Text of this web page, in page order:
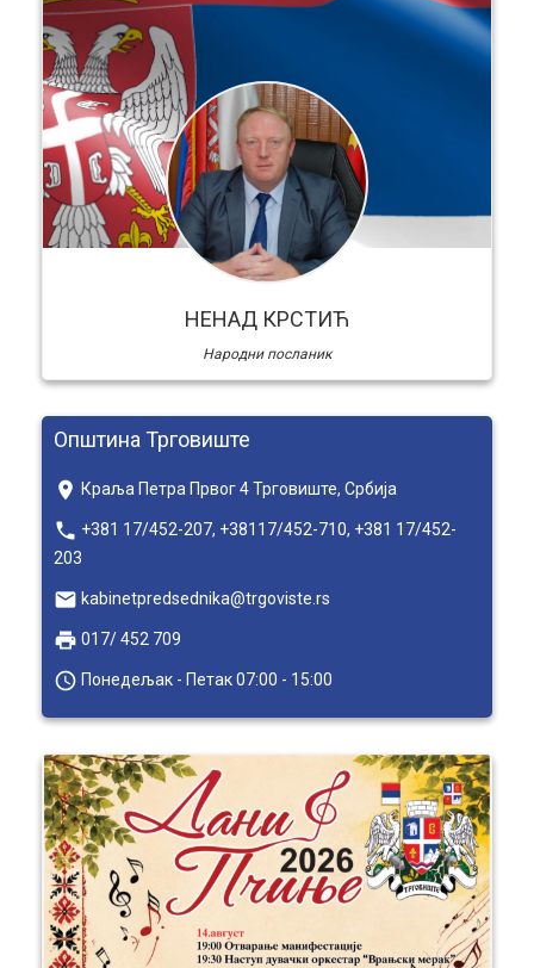
НЕНАД КРСТИЋ
Народни посланик
Општина Трговиште
place Краља Петра Првог 4 Трговиште, Србија
local_phone +381 17/452-207, +38117/452-710, +381 17/452-
203
email kabinetpredsednika@trgoviste.rs
local_printshop 017/ 452 709
access_time Понедељак - Петак 07:00 - 15:00